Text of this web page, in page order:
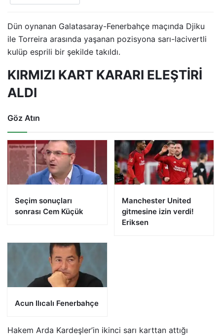
Dün oynanan Galatasaray-Fenerbahçe maçında Djiku
ile Torreira arasında yaşanan pozisyona sarı-lacivertli
kulüp esprili bir şekilde takıldı.
KIRMIZI KART KARARI ELEŞTİRİ
ALDI
Göz Atın
Seçim sonuçları
sonrası Cem Küçük
Manchester United
gitmesine izin verdi!
Eriksen
Acun Ilıcalı Fenerbahçe
Hakem Arda Kardeşler’in ikinci sarı karttan attığı